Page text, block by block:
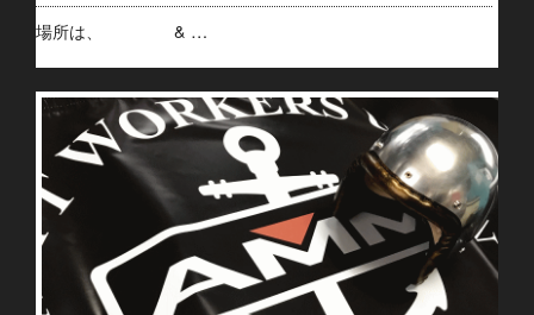
場所は、 & …